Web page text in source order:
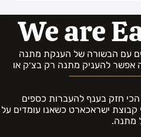
We are
עם הבשורה של הענקת מתנה
אפשר להעניק מתנה רק בצ׳ק או
הכי חזק בענף להעברות כספים
קבוצת ישראכארט כשאנו עומדים על
מתנה.